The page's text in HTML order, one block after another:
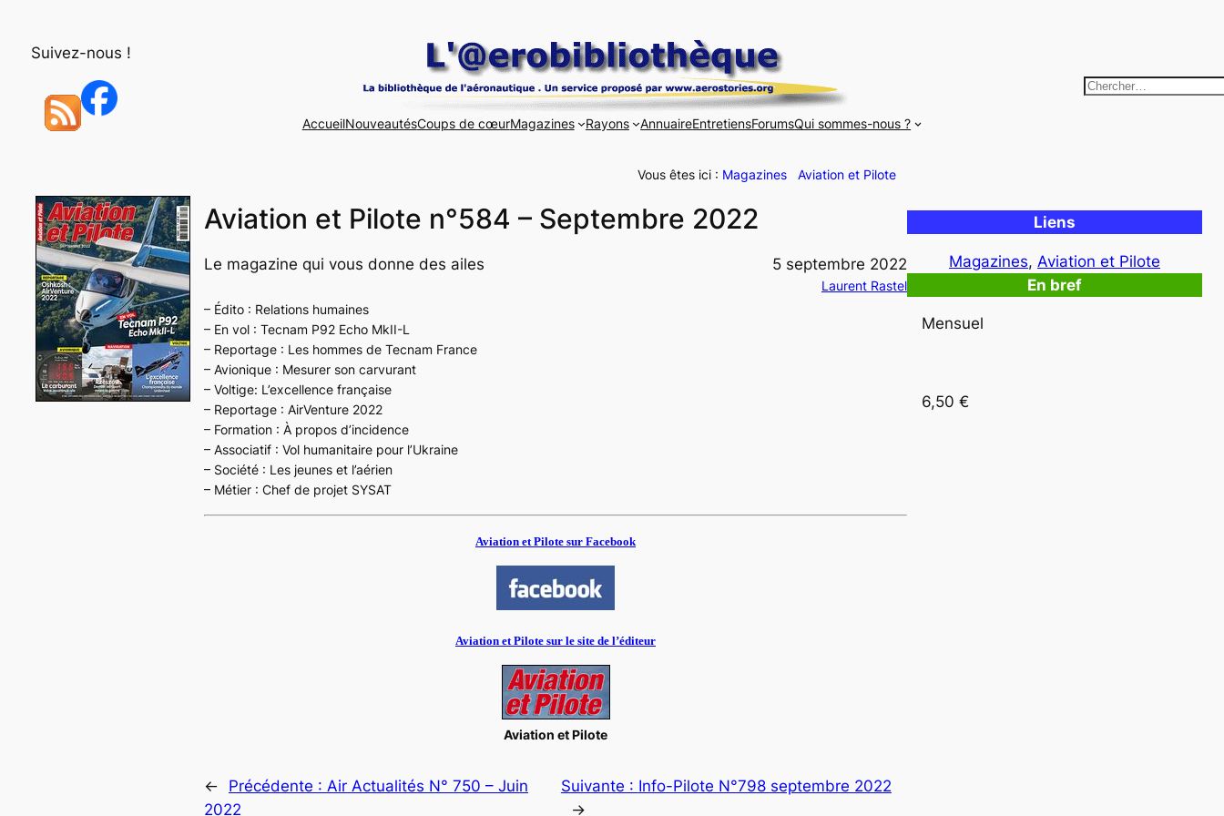
Suivez-nous !
AccueilNouveautésCoups de cœurMagazines Rayons AnnuaireEntretiensForumsQui sommes-nous ?
R
r
c
h
e
r
Vous êtes ici : Magazines Aviation et Pilote
Aviation et Pilote n°584 – Septembre 2022
Le magazine qui vous donne des ailes 5 septembre 2022
Laurent Rastel
– Édito : Relations humaines
– En vol : Tecnam P92 Echo MkII-L
– Reportage : Les hommes de Tecnam France
– Avionique : Mesurer son carvurant
– Voltige: L’excellence française
– Reportage : AirVenture 2022
– Formation : À propos d’incidence
– Associatif : Vol humanitaire pour l’Ukraine
– Société : Les jeunes et l’aérien
– Métier : Chef de projet SYSAT
Aviation et Pilote sur Facebook
Aviation et Pilote sur le site de l’éditeur
Aviation et Pilote
← Précédente : Air Actualités N° 750 – Juin
2022
Suivante : Info-Pilote N°798 septembre 2022
→
Liens
Magazines, Aviation et Pilote
En bref
Mensuel
6,50 €